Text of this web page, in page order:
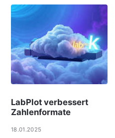
LabPlot verbessert
Zahlenformate
18.01.2025